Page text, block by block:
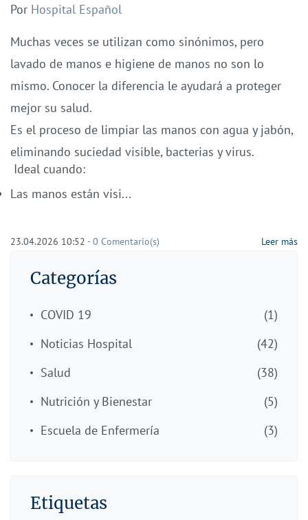
Por Hospital Español
Muchas veces se utilizan como sinónimos, pero
lavado de manos e higiene de manos no son lo
mismo. Conocer la diferencia le ayudará a proteger
mejor su salud.
Es el proceso de limpiar las manos con agua y jabón,
eliminando suciedad visible, bacterias y virus.
Ideal cuando:
Las manos están visi...
23.04.2026 10:52 -0 Comentario(s) Leer más
Categorías
COVID 19
(1)
Noticias Hospital
(42)
Salud
(38)
Nutrición y Bienestar
(5)
Escuela de Enfermería
(3)
Etiquetas